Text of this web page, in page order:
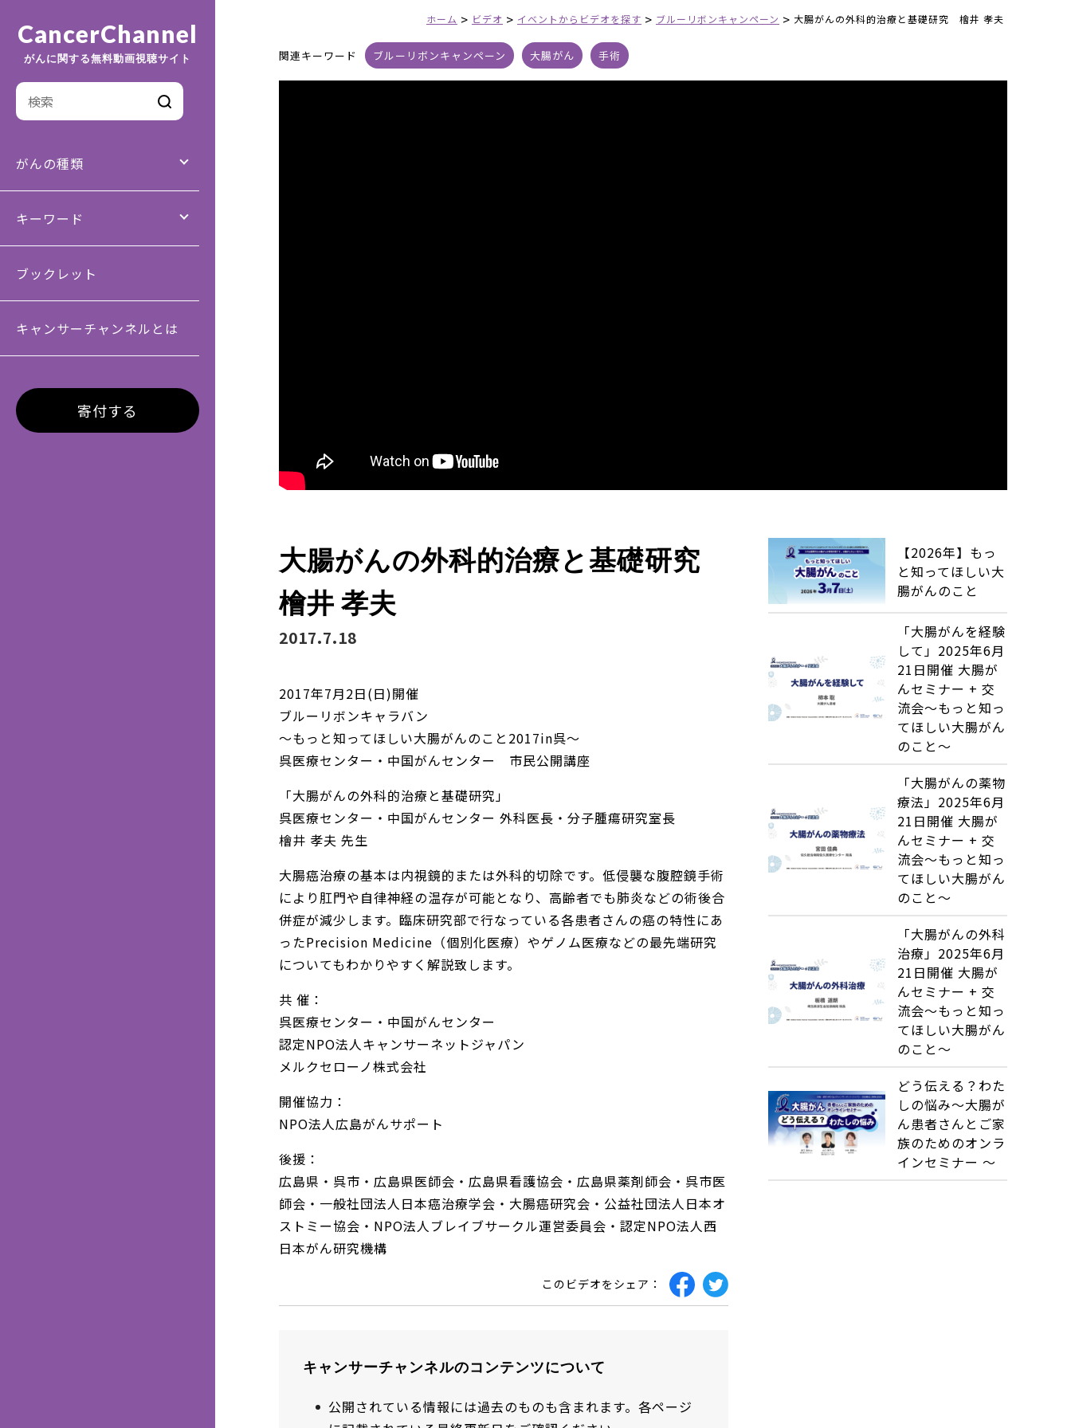
CancerChannel
がんに関する無料動画視聴サイト
がんの種類
キーワード
ブックレット
キャンサーチャンネルとは
寄付する
ホーム > ビデオ > イベントからビデオを探す > ブルーリボンキャンペーン > 大腸がんの外科的治療と基礎研究 檜井 孝夫
関連キーワード ブルーリボンキャンペーン 大腸がん 手術
大腸がんの外科的治療と基礎研究
檜井 孝夫
2017.7.18
2017年7月2日(日)開催
ブルーリボンキャラバン
～もっと知ってほしい大腸がんのこと2017in呉～
呉医療センター・中国がんセンター 市民公開講座
「大腸がんの外科的治療と基礎研究」
呉医療センター・中国がんセンター 外科医長・分子腫瘍研究室長
檜井 孝夫 先生
大腸癌治療の基本は内視鏡的または外科的切除です。低侵襲な腹腔鏡手術
により肛門や自律神経の温存が可能となり、高齢者でも肺炎などの術後合
併症が減少します。臨床研究部で行なっている各患者さんの癌の特性にあ
ったPrecision Medicine（個別化医療）やゲノム医療などの最先端研究
についてもわかりやすく解説致します。
共 催：
呉医療センター・中国がんセンター
認定NPO法人キャンサーネットジャパン
メルクセローノ株式会社
開催協力：
NPO法人広島がんサポート
後援：
広島県・呉市・広島県医師会・広島県看護協会・広島県薬剤師会・呉市医
師会・一般社団法人日本癌治療学会・大腸癌研究会・公益社団法人日本オ
ストミー協会・NPO法人ブレイブサークル運営委員会・認定NPO法人西
日本がん研究機構
このビデオをシェア：
キャンサーチャンネルのコンテンツについて
公開されている情報には過去のものも含まれます。各ページ
【2026年】もっ
と知ってほしい大
腸がんのこと
「大腸がんを経験
して」2025年6月
21日開催 大腸が
んセミナー + 交
流会～もっと知っ
てほしい大腸がん
のこと～
「大腸がんの薬物
療法」2025年6月
21日開催 大腸が
んセミナー + 交
流会～もっと知っ
てほしい大腸がん
のこと～
「大腸がんの外科
治療」2025年6月
21日開催 大腸が
んセミナー + 交
流会～もっと知っ
てほしい大腸がん
のこと～
どう伝える？わた
しの悩み～大腸が
ん患者さんとご家
族のためのオンラ
インセミナー ～